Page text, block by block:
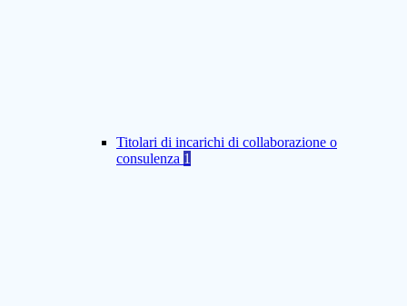
Titolari di incarichi di collaborazione o
consulenza 1